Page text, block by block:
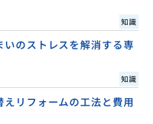
知識
のストレスを解消する専
知識
リフォームの工法と費用